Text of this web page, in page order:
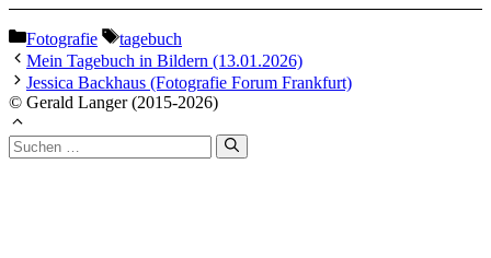
Kategorien
Fotografie Schlagwörter
tagebuch
Mein Tagebuch in Bildern (13.01.2026)
Jessica Backhaus (Fotografie Forum Frankfurt)
© Gerald Langer (2015-2026)
Suchen
nach: